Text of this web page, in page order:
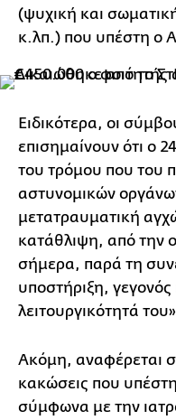
(ψυχική και
κ.λπ.) που υπέστη ο
Ειδικότερα, οι
επισημαίνουν ότι ο
του τρόμου που του
αστυνομικών
μετατραυματική
κατάθλιψη, από την
σήμερα, παρά τη
υποστήριξη, γεγονός
λειτουργικότητά
Ακόμη, αναφέρεται
κακώσεις που
σύμφωνα με την